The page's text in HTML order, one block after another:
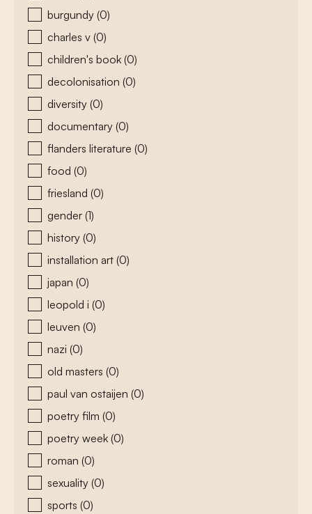
burgundy (0)
charles v (0)
children's book (0)
decolonisation (0)
diversity (0)
documentary (0)
flanders literature (0)
food (0)
friesland (0)
gender (1)
history (0)
installation art (0)
japan (0)
leopold i (0)
leuven (0)
nazi (0)
old masters (0)
paul van ostaijen (0)
poetry film (0)
poetry week (0)
roman (0)
sexuality (0)
sports (0)